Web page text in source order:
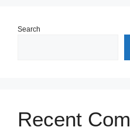
Search
Recent